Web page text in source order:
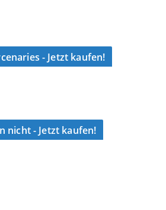
- Jetzt kaufen!
nicht - Jetzt kaufen!